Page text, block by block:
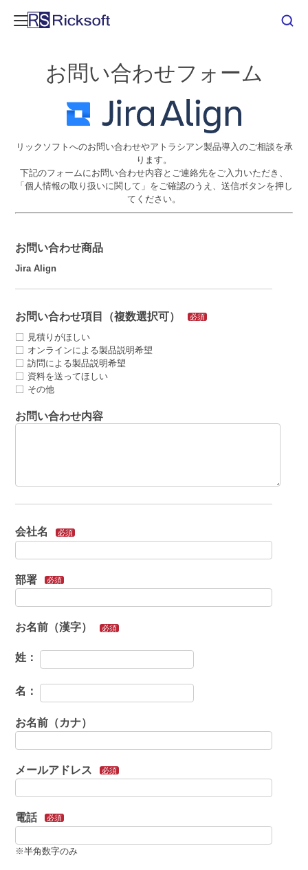
お問い合わせフォーム
リックソフトへのお問い合わせやアトラシアン製品導入のご相談を承
ります。
下記のフォームにお問い合わせ内容とご連絡先をご入力いただき、
「個人情報の取り扱いに関して」をご確認のうえ、送信ボタンを押し
てください。
お問い合わせ商品
Jira Align
お問い合わせ項目（複数選択可） 必須
見積りがほしい
オンラインによる製品説明希望
訪問による製品説明希望
資料を送ってほしい
その他
お問い合わせ内容
会社名 必須
部署 必須
お名前（漢字） 必須
姓：
名：
お名前（カナ）
メールアドレス 必須
電話 必須
※半角数字のみ